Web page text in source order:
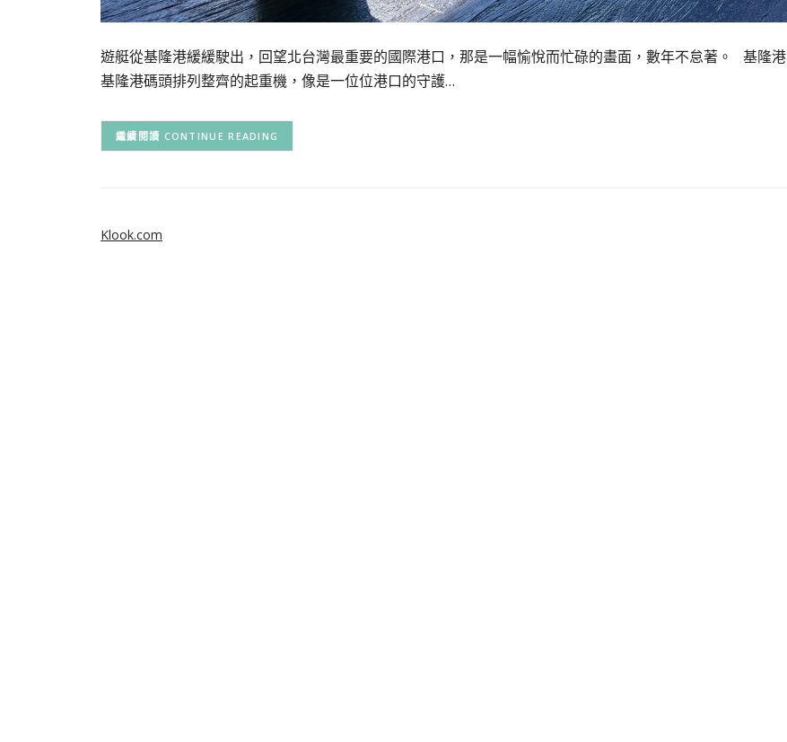
遊艇從基隆港緩緩駛出，回望北台灣最重要的國際港口，那是一幅愉悅而忙碌的畫面，數年不怠著。 基隆港
基隆港碼頭排列整齊的起重機，像是一位位港口的守護…
CONTINUE READING
Klook.com